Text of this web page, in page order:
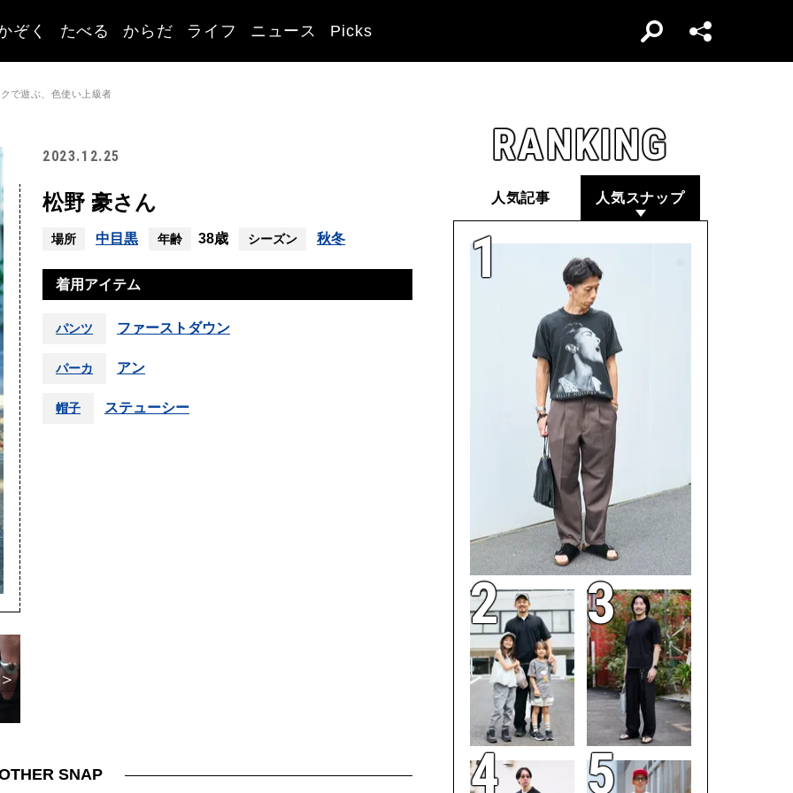
ぞく たべる からだ ライフ ニュース Picks
で遊ぶ、色使い上級者
2023.12.25
松野 豪さん
場所 中目黒 年齢 38歳 シーズン 秋冬
着用アイテム
パンツ ファーストダウン
パーカ アン
帽子 ステューシー
SNAP
RANKING
人気記事 人気スナップ